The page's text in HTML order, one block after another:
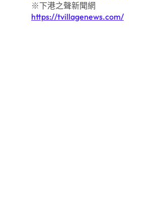
※下港之聲新聞網
https://tvillagenews.com/